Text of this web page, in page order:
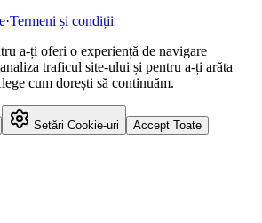
·Termeni și condiții
a-ți oferi o experiență de navigare
traficul site-ului și pentru a-ți arăta
cum dorești să continuăm.
Setări Cookie-uri Accept Toate